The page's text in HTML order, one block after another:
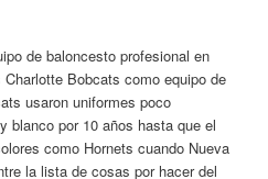
de baloncesto profesional en
Bobcats como equipo de
usaron uniformes poco
blanco por 10 años hasta que el
como Hornets cuando Nueva
la lista de cosas por hacer del